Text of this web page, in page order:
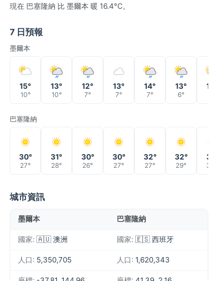
現在 巴塞隆納 比 墨爾本 暖 16.4°C。
7 日預報
墨爾本
15°
10°
13°
10°
12°
7°
13°
7°
14°
7°
13°
6°
14°
巴塞隆納
30°
27°
31°
28°
30°
26°
30°
27°
32°
27°
32°
29°
31°
30°
城市資訊
墨爾本 巴塞隆納
國家: 🇦🇺 澳洲 國家: 🇪🇸 西班牙
人口: 5,350,705 人口: 1,620,343